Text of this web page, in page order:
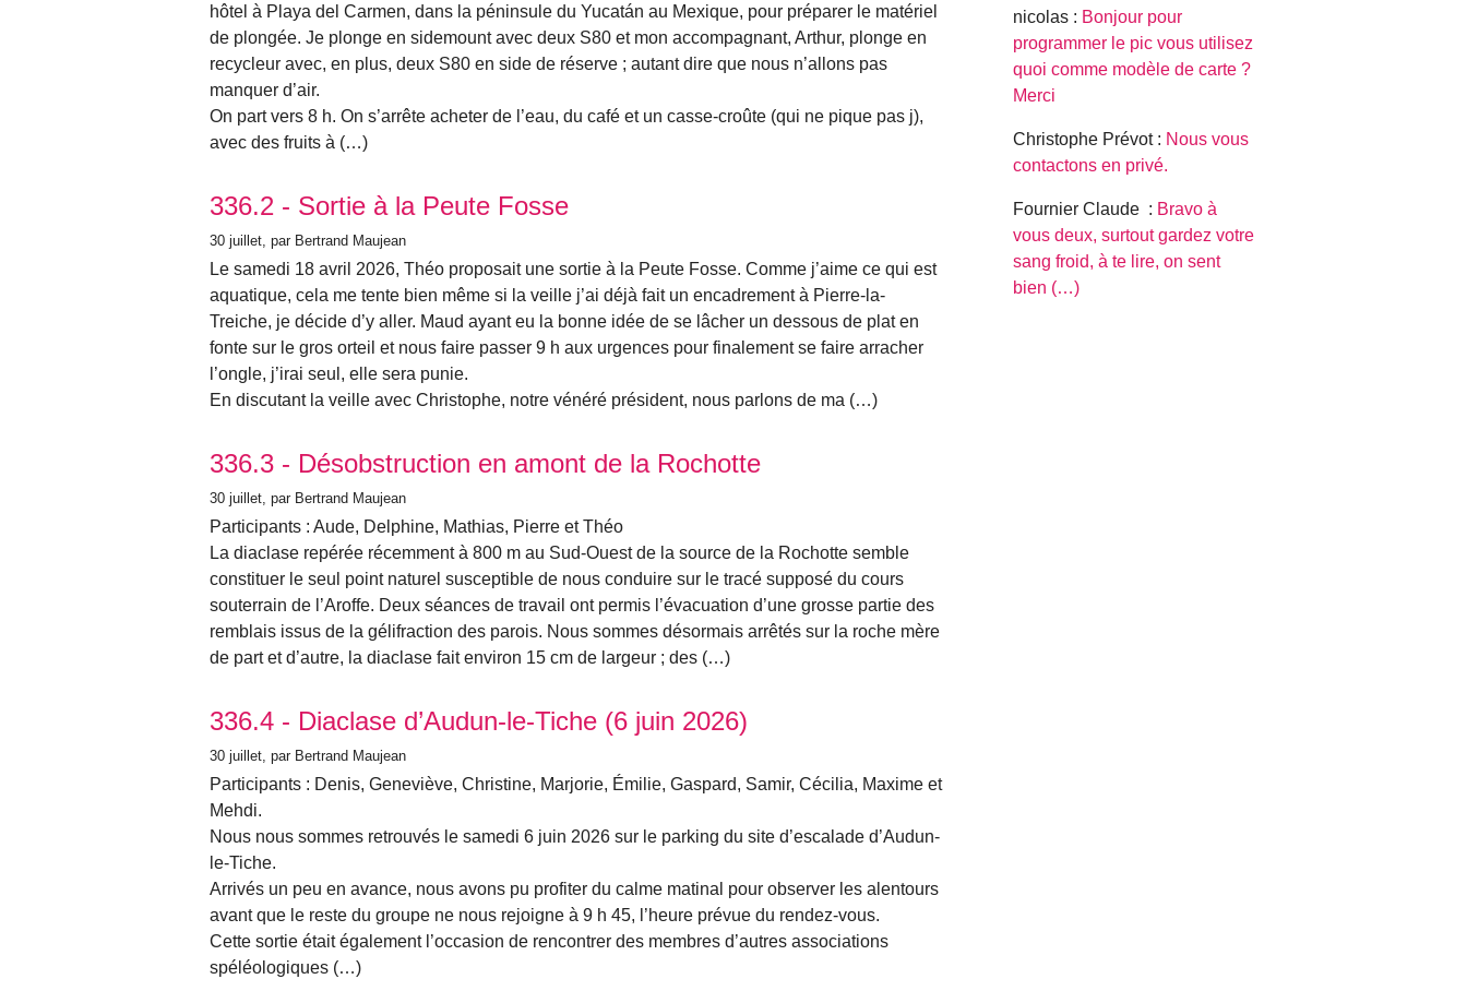
hôtel à Playa del Carmen, dans la péninsule du Yucatán au Mexique, pour préparer le matériel
de plongée. Je plonge en sidemount avec deux S80 et mon accompagnant, Arthur, plonge en
recycleur avec, en plus, deux S80 en side de réserve ; autant dire que nous n’allons pas
manquer d’air.
On part vers 8 h. On s’arrête acheter de l’eau, du café et un casse-croûte (qui ne pique pas j),
avec des fruits à (…)
336.2 - Sortie à la Peute Fosse
30 juillet , par Bertrand Maujean
Le samedi 18 avril 2026, Théo proposait une sortie à la Peute Fosse. Comme j’aime ce qui est
aquatique, cela me tente bien même si la veille j’ai déjà fait un encadrement à Pierre-la-
Treiche, je décide d’y aller. Maud ayant eu la bonne idée de se lâcher un dessous de plat en
fonte sur le gros orteil et nous faire passer 9 h aux urgences pour finalement se faire arracher
l’ongle, j’irai seul, elle sera punie.
En discutant la veille avec Christophe, notre vénéré président, nous parlons de ma (…)
336.3 - Désobstruction en amont de la Rochotte
30 juillet , par Bertrand Maujean
Participants : Aude, Delphine, Mathias, Pierre et Théo
La diaclase repérée récemment à 800 m au Sud-Ouest de la source de la Rochotte semble
constituer le seul point naturel susceptible de nous conduire sur le tracé supposé du cours
souterrain de l’Aroffe. Deux séances de travail ont permis l’évacuation d’une grosse partie des
remblais issus de la gélifraction des parois. Nous sommes désormais arrêtés sur la roche mère
de part et d’autre, la diaclase fait environ 15 cm de largeur ; des (…)
336.4 - Diaclase d’Audun-le-Tiche (6 juin 2026)
30 juillet , par Bertrand Maujean
Participants : Denis, Geneviève, Christine, Marjorie, Émilie, Gaspard, Samir, Cécilia, Maxime et
Mehdi.
Nous nous sommes retrouvés le samedi 6 juin 2026 sur le parking du site d’escalade d’Audun-
le-Tiche.
Arrivés un peu en avance, nous avons pu profiter du calme matinal pour observer les alentours
avant que le reste du groupe ne nous rejoigne à 9 h 45, l’heure prévue du rendez-vous.
Cette sortie était également l’occasion de rencontrer des membres d’autres associations
spéléologiques (…)
nicolas : Bonjour pour
programmer le pic vous utilisez
quoi comme modèle de carte ?
Merci
Christophe Prévot : Nous vous
contactons en privé.
Fournier Claude : Bravo à
vous deux, surtout gardez votre
sang froid, à te lire, on sent
bien (…)